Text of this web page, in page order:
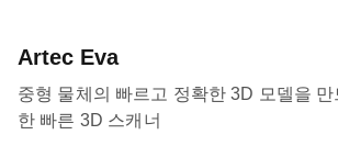
Artec Eva
중형 물체의 빠르고 정확한 3D 모델을 만
한 빠른 3D 스캐너